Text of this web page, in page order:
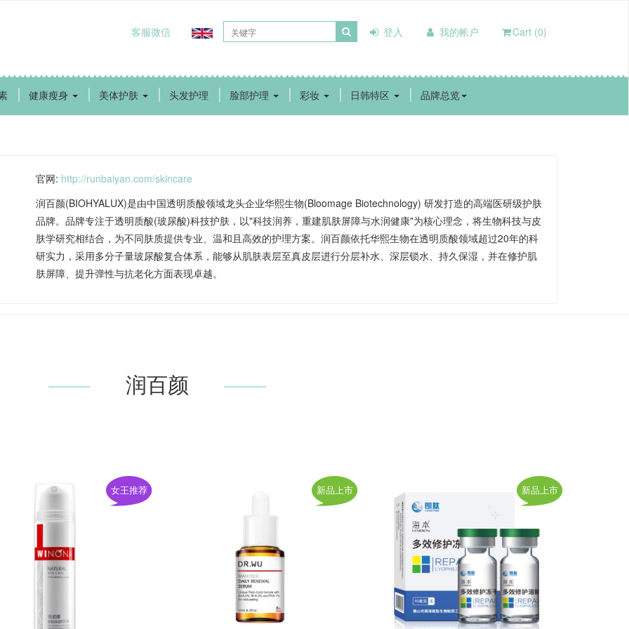
客服微信 登入 我的帐户 Cart (0)
健康瘦身 美体护肤 头发护理 脸部护理 彩妆 日韩特区 品牌总览
官网: http://runbaiyan.com/skincare
润百颜(BIOHYALUX)是由中国透明质酸领域龙头企业华熙生物(Bloomage Biotechnology) 研发打造的高端医研级护肤
品牌。品牌专注于透明质酸(玻尿酸)科技护肤，以"科技润养，重建肌肤屏障与水润健康"为核心理念，将生物科技与皮
肤学研究相结合，为不同肤质提供专业、温和且高效的护理方案。润百颜依托华熙生物在透明质酸领域超过20年的科
研实力，采用多分子量玻尿酸复合体系，能够从肌肤表层至真皮层进行分层补水、深层锁水、持久保湿，并在修护肌
肤屏障、提升弹性与抗老化方面表现卓越。
润百颜
女王推荐 新品上市 新品上市